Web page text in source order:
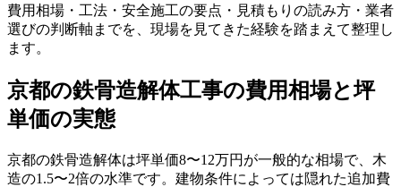
費用相場・工法・安全施工の要点・見積もりの読み方・業者
選びの判断軸までを、現場を見てきた経験を踏まえて整理し
ます。
京都の鉄骨造解体工事の費用相場と坪
単価の実態
京都の鉄骨造解体は坪単価8〜12万円が一般的な相場で、木
造の1.5〜2倍の水準です。建物条件によっては隠れた追加費